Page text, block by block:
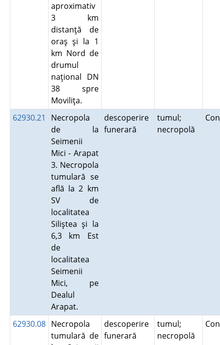
aproximativ
3 km
distanţă de
oraş şi la 1
km Nord de
drumul
naţional DN
38 spre
Moviliţa.
62930.21
Necropola
de la
Seimenii
Mici - Arapat
3. Necropola
tumulară se
află la 2 km
SV de
localitatea
Siliştea şi la
6,3 km Est
de
localitatea
Seimenii
Mici, pe
Dealul
Arapat.
descoperire
funerară
tumul;
necropolă
62930.08 Necropola
tumulară de
descoperire
funerară
tumul;
necropolă